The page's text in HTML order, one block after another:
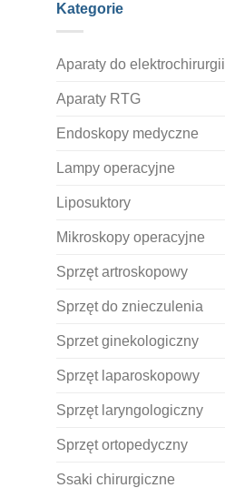
Kategorie
Aparaty do elektrochirurgii
Aparaty RTG
Endoskopy medyczne
Lampy operacyjne
Liposuktory
Mikroskopy operacyjne
Sprzęt artroskopowy
Sprzęt do znieczulenia
Sprzet ginekologiczny
Sprzęt laparoskopowy
Sprzęt laryngologiczny
Sprzęt ortopedyczny
Ssaki chirurgiczne